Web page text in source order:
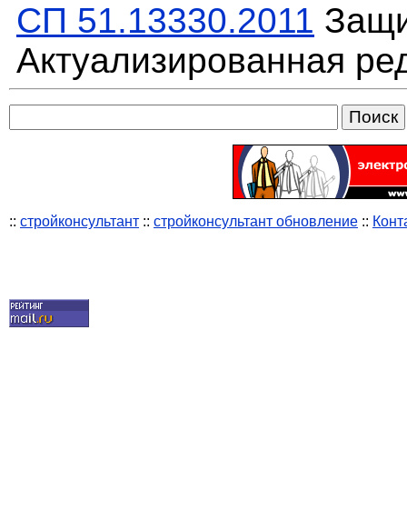
СП 51.13330.2011
Актуализированная
:: стройконсультант :: стройконсультант обновление ::